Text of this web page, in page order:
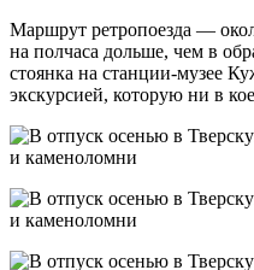
Маршрут ретропоезда —
на полчаса дольше, чем в
стоянка на станции-музее
экскурсией, которую ни в